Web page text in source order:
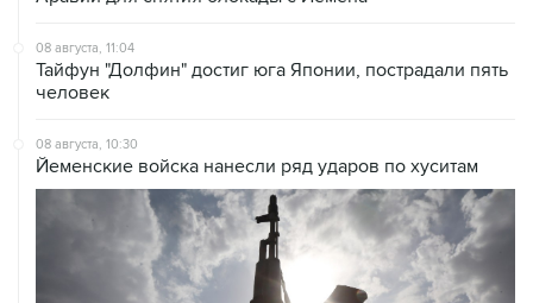
08 августа, 11:04
Тайфун "Долфин" достиг юга Японии, пострадали пять
человек
08 августа, 10:30
Йеменские войска нанесли ряд ударов по хуситам